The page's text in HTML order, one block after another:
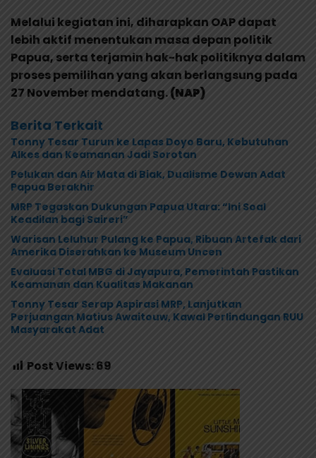
Melalui kegiatan ini, diharapkan OAP dapat
lebih aktif menentukan masa depan politik
Papua, serta terjamin hak-hak politiknya dalam
proses pemilihan yang akan berlangsung pada
27 November mendatang.(NAP)
Berita Terkait
Tonny Tesar Turun ke Lapas Doyo Baru, Kebutuhan
Alkes dan Keamanan Jadi Sorotan
Pelukan dan Air Mata di Biak, Dualisme Dewan Adat
Papua Berakhir
MRP Tegaskan Dukungan Papua Utara: “Ini Soal
Keadilan bagi Saireri”
Warisan Leluhur Pulang ke Papua, Ribuan Artefak dari
Amerika Diserahkan ke Museum Uncen
Evaluasi Total MBG di Jayapura, Pemerintah Pastikan
Keamanan dan Kualitas Makanan
Tonny Tesar Serap Aspirasi MRP, Lanjutkan
Perjuangan Matius Awaitouw, Kawal Perlindungan RUU
Masyarakat Adat
Post Views:69